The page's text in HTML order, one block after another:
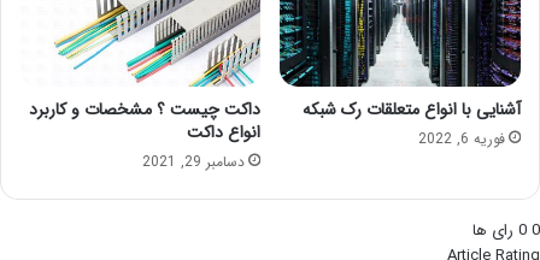
آشنایی با انواع متعلقات رک شبکه
فوریه 6, 2022
داکت چیست ؟ مشخصات و کاربرد
انواع داکت
دسامبر 29, 2021
0
0 رای ها